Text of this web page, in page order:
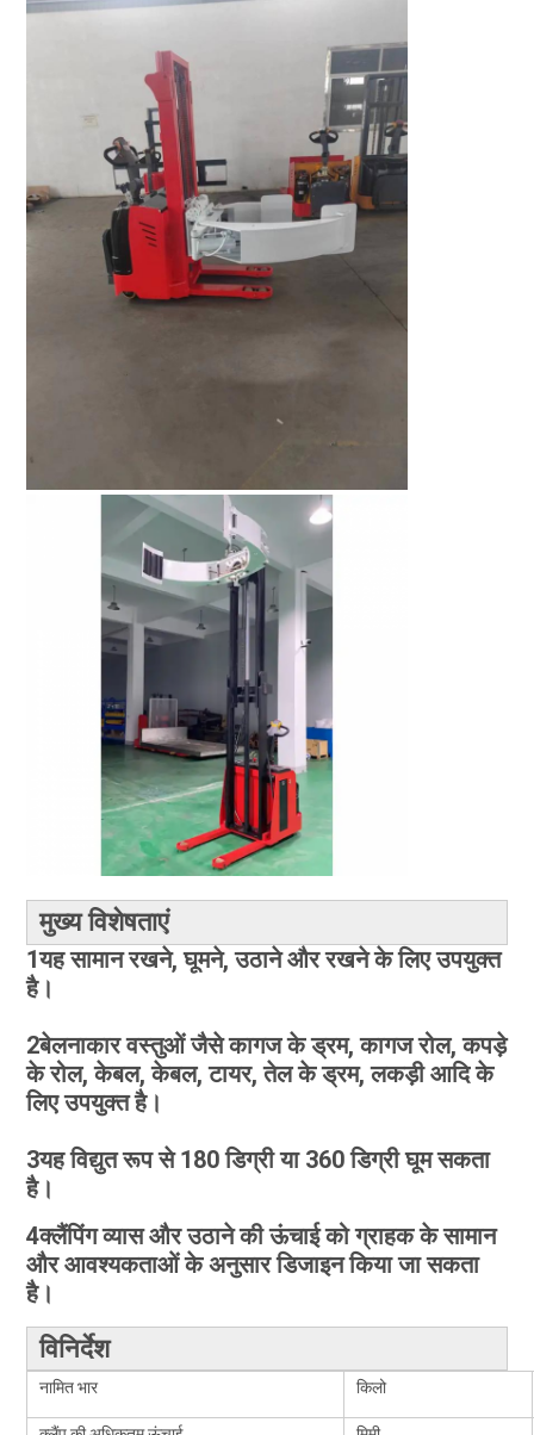
मुख्य विशेषताएं
1यह सामान रखने, घूमने, उठाने और रखने के लिए उपयुक्त
है।
2बेलनाकार वस्तुओं जैसे कागज के ड्रम, कागज रोल, कपड़े
के रोल, केबल, केबल, टायर, तेल के ड्रम, लकड़ी आदि के
लिए उपयुक्त है।
3यह विद्युत रूप से 180 डिग्री या 360 डिग्री घूम सकता
है।
4क्लैंपिंग व्यास और उठाने की ऊंचाई को ग्राहक के सामान
और आवश्यकताओं के अनुसार डिजाइन किया जा सकता
है।
विनिर्देश
नामित भार किलो